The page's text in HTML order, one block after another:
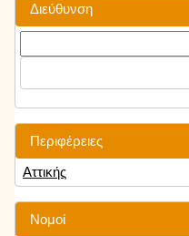
Διεύθυνση
Περιφέρειες
Αττικής
Νομοί